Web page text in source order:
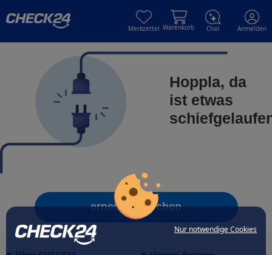
Nur notwendige Cookies
Merkzettel Warenkorb Chat Anmelden
Hoppla, da
ist etwas
erneut versuchen